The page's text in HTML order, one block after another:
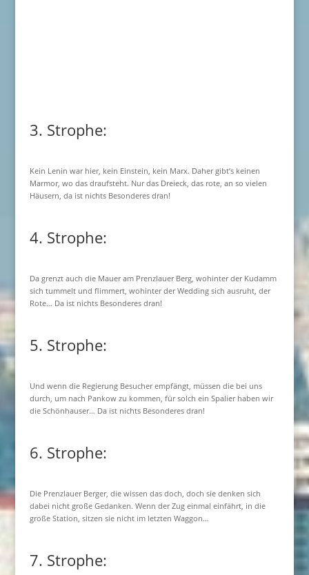
3. Strophe:
Kein Lenin war hier, kein Einstein, kein Marx. Daher gibt’s keinen
Marmor, wo das draufsteht. Nur das Dreieck, das rote, an so vielen
Häusern, da ist nichts Besonderes dran!
4. Strophe:
Da grenzt auch die Mauer am Prenzlauer Berg, wohinter der Kudamm
sich tummelt und flimmert, wohinter der Wedding sich ausruht, der
Rote… Da ist nichts Besonderes dran!
5. Strophe:
Und wenn die Regierung Besucher empfängt, müssen die bei uns
durch, um nach Pankow zu kommen, für solch ein Spalier haben wir
die Schönhauser… Da ist nichts Besonderes dran!
6. Strophe:
Die Prenzlauer Berger, die wissen das doch, doch sie denken sich
dabei nicht große Gedanken. Wenn der Zug einmal einfährt, in die
große Station, sitzen sie nicht im letzten Waggon…
7. Strophe: